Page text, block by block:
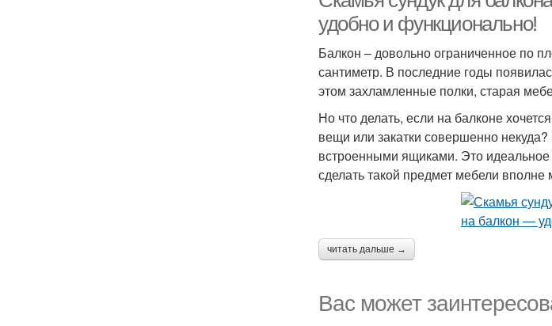
удобно и функционально!
Балкон – довольно ограниченное по
сантиметр. В последние годы
этом захламленные полки, старая
Но что делать, если на балконе
вещи или закатки совершенно
встроенными ящиками. Это идеальное
сделать такой предмет мебели
читать дальше →
Вас может